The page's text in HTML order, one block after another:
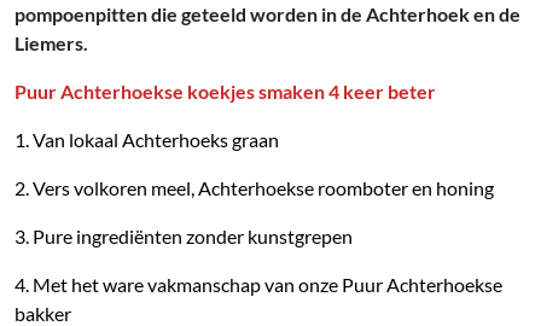
pompoenpitten die geteeld worden in de Achterhoek en de
Liemers.
Puur Achterhoekse koekjes smaken4 keer beter
1. Van lokaal Achterhoeks graan
2. Vers volkoren meel, Achterhoekse roomboter en honing
3. Pure ingrediënten zonder kunstgrepen
4. Met het ware vakmanschap van onze Puur Achterhoekse
bakker